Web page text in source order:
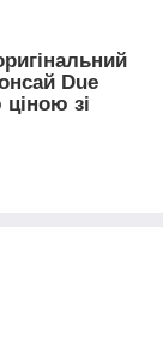
Due
зі